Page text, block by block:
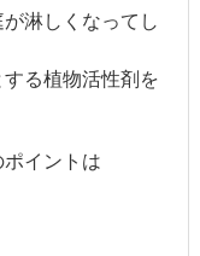
淋しくなってし
る植物活性剤を
イントは